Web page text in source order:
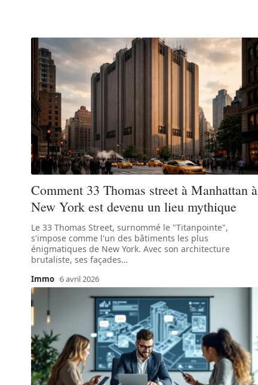
Comment 33 Thomas street à Manhattan à
New York est devenu un lieu mythique
Le 33 Thomas Street, surnommé le "Titanpointe",
s'impose comme l'un des bâtiments les plus
énigmatiques de New York. Avec son architecture
brutaliste, ses façades…
Immo 6 avril 2026